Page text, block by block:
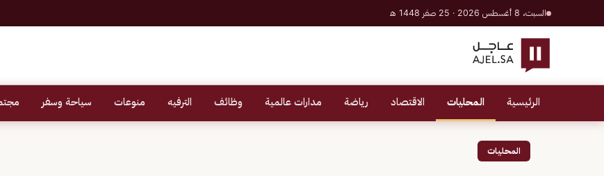
السبت، 8 أغسطس 2026 · 25 صفر 1448 هـ
الرئيسية المحليات الاقتصاد رياضة مدارات عالمية وظائف الترفيه منوعات سياحة وسفر
المحليات